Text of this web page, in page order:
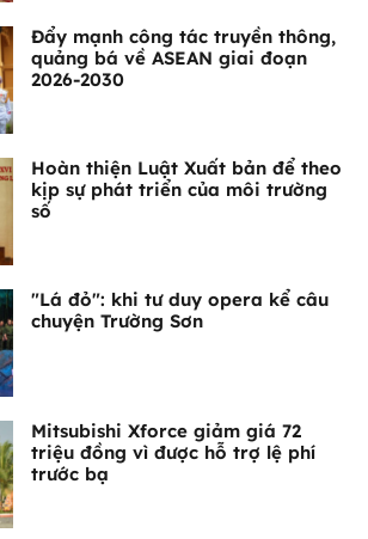
Đẩy mạnh công tác truyền thông,
quảng bá về ASEAN giai đoạn
2026-2030
Hoàn thiện Luật Xuất bản để theo
kịp sự phát triển của môi trường
số
"Lá đỏ": khi tư duy opera kể câu
chuyện Trường Sơn
Mitsubishi Xforce giảm giá 72
triệu đồng vì được hỗ trợ lệ phí
trước bạ